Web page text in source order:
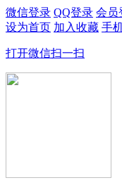
微信登录 QQ登录 会员
设为首页 加入收藏 手
打开微信扫一扫